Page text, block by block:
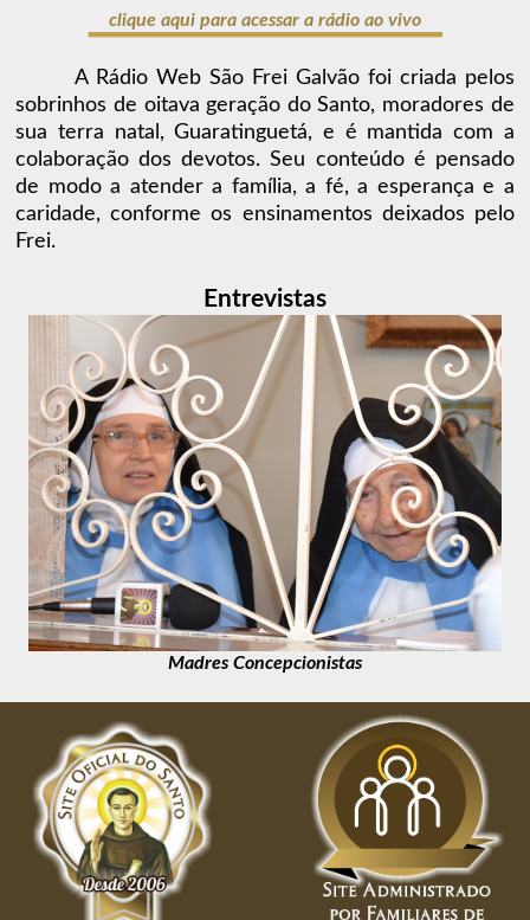
clique aqui para acessar a rádio ao vivo
A Rádio Web São Frei Galvão foi criada pelos
sobrinhos de oitava geração do Santo, moradores de
sua terra natal, Guaratinguetá, e é mantida com a
colaboração dos devotos. Seu conteúdo é pensado
de modo a atender a família, a fé, a esperança e a
caridade, conforme os ensinamentos deixados pelo
Frei.
Entrevistas
Madres Concepcionistas